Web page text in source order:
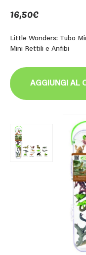
16,50€
Little Wonders: Tubo
Mini Rettili e Anfibi
AGGIUNGI AL